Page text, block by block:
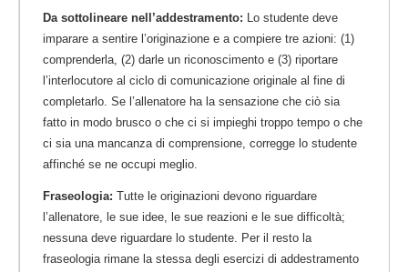
Da sottolineare nell’addestramento: Lo studente deve
imparare a sentire l’originazione e a compiere tre azioni: (1)
comprenderla, (2) darle un riconoscimento e (3) riportare
l’interlocutore al ciclo di comunicazione originale al fine di
completarlo. Se l’allenatore ha la sensazione che ciò sia
fatto in modo brusco o che ci si impieghi troppo tempo o che
ci sia una mancanza di comprensione, corregge lo studente
affinché se ne occupi meglio.
Fraseologia: Tutte le originazioni devono riguardare
l’allenatore, le sue idee, le sue reazioni e le sue difficoltà;
nessuna deve riguardare lo studente. Per il resto la
fraseologia rimane la stessa degli esercizi di addestramento